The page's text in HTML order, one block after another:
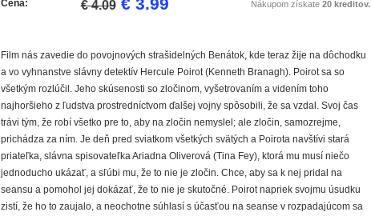
Cena: € 4.09 € 3.99 Nákupom získate 20 kreditov.
Film nás zavedie do povojnových strašidelných Benátok, kde teraz žije na dôchodku
a vo vyhnanstve slávny detektív Hercule Poirot (Kenneth Branagh). Poirot sa so
všetkým rozlúčil. Jeho skúsenosti so zločinom, vyšetrovaním a videním toho
najhoršieho z ľudstva prostredníctvom ďalšej vojny spôsobili, že sa vzdal. Svoj čas
trávi tým, že robí všetko pre to, aby na zločin nemyslel; ale zločin, samozrejme,
prichádza za ním. Je deň pred sviatkom všetkých svätých a Poirota navštívi stará
priateľka, slávna spisovateľka Ariadna Oliverová (Tina Fey), ktorá mu musí niečo
jednoducho ukázať, a sľúbi mu, že to nie je zločin. Chce, aby sa k nej pridal na
seansu a pomohol jej dokázať, že to nie je skutočné. Poirot napriek svojmu úsudku
zistí, že ho to zaujalo, a neochotne súhlasí s účasťou na seanse v rozpadajúcom sa